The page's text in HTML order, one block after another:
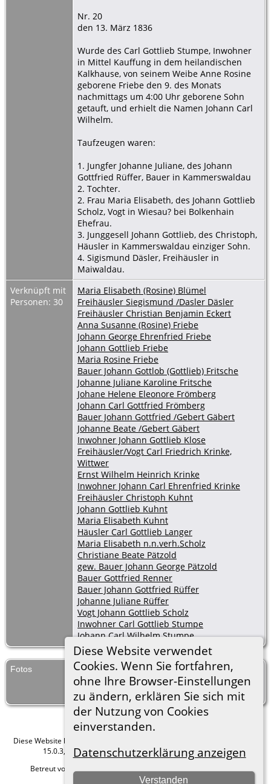
Diese Website verwendet
Cookies. Wenn Sie fortfahren,
ohne Ihre Browser-Einstellungen
zu ändern, erklären Sie sich mit
der Nutzung von Cookies
einverstanden.
Datenschutzerklärung anzeigen
Verstanden
Nr. 20
den 13. März 1836
Wurde des Carl Gottlieb Stumpe, Inwohner
in Mittel Kauffung in dem heilandischen
Kalkhause, von seinem Weibe Anne Rosine
geborene Friebe den 9. des Monats
nachmittags um 4:00 Uhr geborene Sohn
getauft, und erhielt die Namen Johann Carl
Wilhelm.
Taufzeugen waren:
1. Jungfer Johanne Juliane, des Johann
Gottfried Rüffer, Bauer in Kammerswaldau
2. Tochter.
2. Frau Maria Elisabeth, des Johann Gottlieb
Scholz, Vogt in Wiesau? bei Bolkenhain
Ehefrau.
3. Junggesell Johann Gottlieb, des Christoph,
Häusler in Kammerswaldau einziger Sohn.
4. Sigismund Däsler, Freihäusler in
Maiwaldau.
Verknüpft mit
Personen: 30
Maria Elisabeth (Rosine) Blümel
Freihäusler Siegismund /Dasler Däsler
Freihäusler Christian Benjamin Eckert
Anna Susanne (Rosine) Friebe
Johann George Ehrenfried Friebe
Johann Gottlieb Friebe
Maria Rosine Friebe
Bauer Johann Gottlob (Gottlieb) Fritsche
Johanne Juliane Karoline Fritsche
Johane Helene Eleonore Frömberg
Johann Carl Gottfried Frömberg
Bauer Johann Gottfried /Gebert Gäbert
Johanne Beate /Gebert Gäbert
Inwohner Johann Gottlieb Klose
Freihäusler/Vogt Carl Friedrich Krinke,
Wittwer
Ernst Wilhelm Heinrich Krinke
Inwohner Johann Carl Ehrenfried Krinke
Freihäusler Christoph Kuhnt
Johann Gottlieb Kuhnt
Maria Elisabeth Kuhnt
Häusler Carl Gottlieb Langer
Maria Elisabeth n.n.verh.Scholz
Christiane Beate Pätzold
gew. Bauer Johann George Pätzold
Bauer Gottfried Renner
Bauer Johann Gottfried Rüffer
Johanne Juliane Rüffer
Vogt Johann Gottlieb Scholz
Inwohner Carl Gottlieb Stumpe
Johann Carl Wilhelm Stumpe
Fotos Taufen Kauffung 1836-06
Diese Website läuft mit
15.0.3, programmiert von Darrin Lythgoe © 2001-2026.
Betreut von